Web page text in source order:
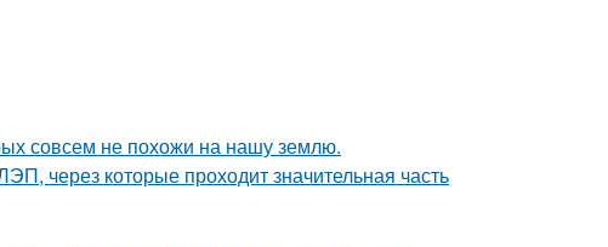
совсем не похожи на нашу землю.
через которые проходит значительная часть